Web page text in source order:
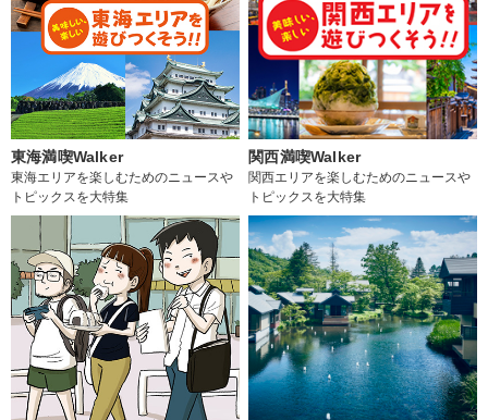
東海満喫Walker
東海エリアを楽しむためのニュースや
トピックスを大特集
関西満喫Walker
関西エリアを楽しむためのニュースや
トピックスを大特集